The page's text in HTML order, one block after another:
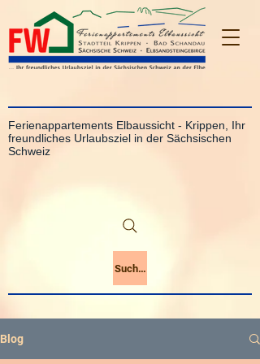
Ferienappartements Elbaussicht - Krippen, Ihr
freundliches Urlaubsziel in der Sächsischen
Schweiz
Suchen
Blog